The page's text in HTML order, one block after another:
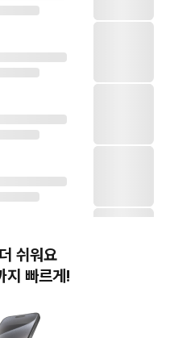
쉬워요
지 빠르게!